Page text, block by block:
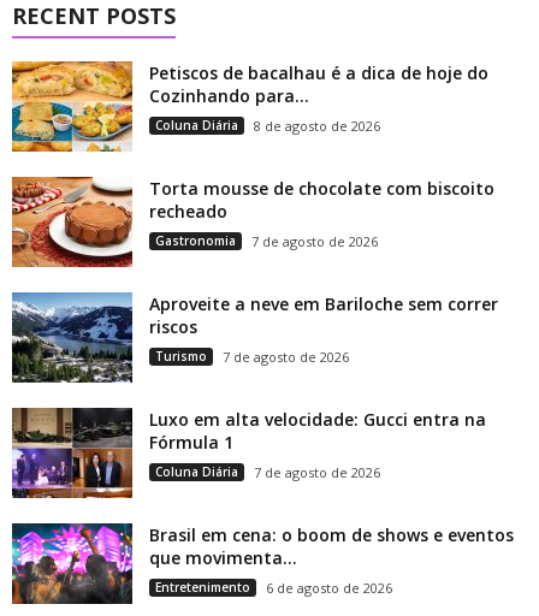
RECENT POSTS
Petiscos de bacalhau é a dica de hoje do
Cozinhando para...
Coluna Diária 8 de agosto de 2026
Torta mousse de chocolate com biscoito
recheado
Gastronomia 7 de agosto de 2026
Aproveite a neve em Bariloche sem correr
riscos
Turismo 7 de agosto de 2026
Luxo em alta velocidade: Gucci entra na
Fórmula 1
Coluna Diária 7 de agosto de 2026
Brasil em cena: o boom de shows e eventos
que movimenta...
Entretenimento 6 de agosto de 2026